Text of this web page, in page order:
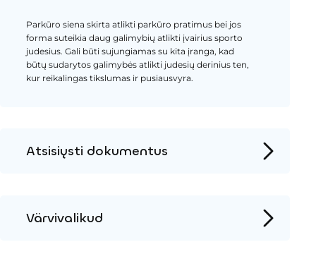
Parkūro siena skirta atlikti parkūro pratimus bei jos
forma suteikia daug galimybių atlikti įvairius sporto
judesius. Gali būti sujungiamas su kita įranga, kad
būtų sudarytos galimybės atlikti judesių derinius ten,
kur reikalingas tikslumas ir pusiausvyra.
Atsisiųsti dokumentus
Värvivalikud